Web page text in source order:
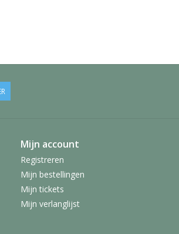
Mijn account
Registreren
Mijn bestellingen
Mijn tickets
Mijn verlanglijst